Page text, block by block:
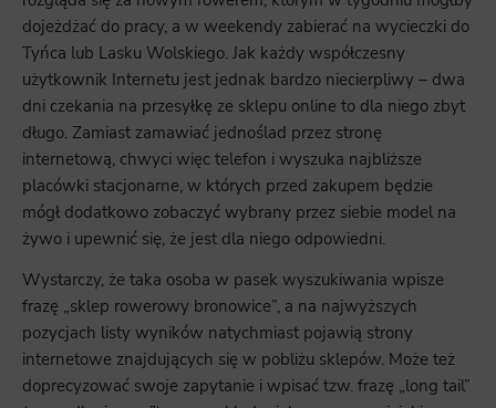
dojeżdżać do pracy, a w weekendy zabierać na wycieczki do
Tyńca lub Lasku Wolskiego. Jak każdy współczesny
użytkownik Internetu jest jednak bardzo niecierpliwy – dwa
dni czekania na przesyłkę ze sklepu online to dla niego zbyt
długo. Zamiast zamawiać jednoślad przez stronę
internetową, chwyci więc telefon i wyszuka najbliższe
placówki stacjonarne, w których przed zakupem będzie
mógł dodatkowo zobaczyć wybrany przez siebie model na
żywo i upewnić się, że jest dla niego odpowiedni.
Wystarczy, że taka osoba w pasek wyszukiwania wpisze
frazę „sklep rowerowy bronowice”, a na najwyższych
pozycjach listy wyników natychmiast pojawią strony
internetowe znajdujących się w pobliżu sklepów. Może też
doprecyzować swoje zapytanie i wpisać tzw. frazę „long tail”